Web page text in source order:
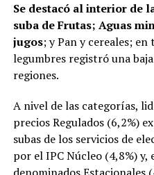
Se destacó al interior de
suba de Frutas; Aguas
jugos; y Pan y cereales;
legumbres registró una
regiones.
A nivel de las categorías,
precios Regulados (6,2%)
subas de los servicios de
por el IPC Núcleo (4,8%)